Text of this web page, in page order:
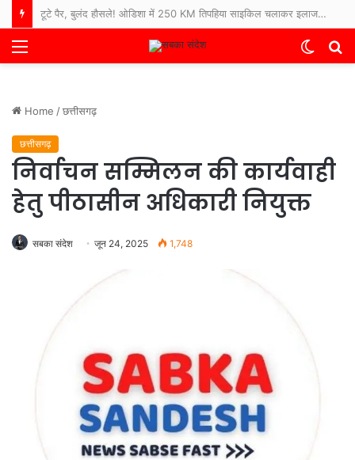
टूटे पैर, बुलंद हौसले! ओडिशा में 250 KM तिपहिया साइकिल चलाकर इलाज कराने अस्पताल पहुंचे 65 साल के बुजुर्ग
Menu
Switch
Home /छत्तीसगढ़
छत्तीसगढ़
निर्वाचन सम्मिलन की कार्यवाही
हेतु पीठासीन अधिकारी नियुक्त
सबका संदेश जून 24, 2025 1,748